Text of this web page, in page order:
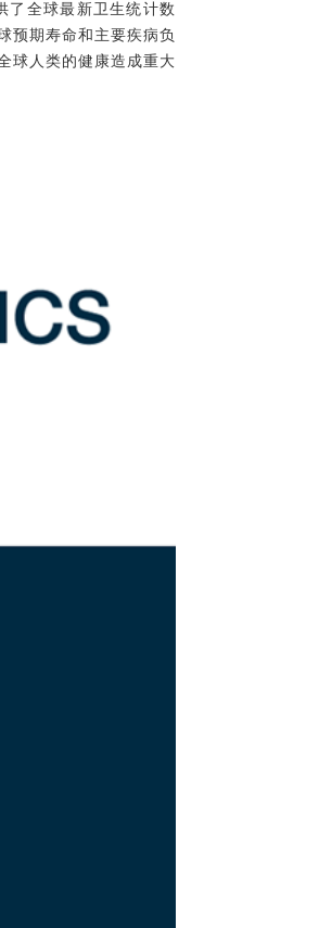
了全球最新卫生统计数
预期寿命和主要疾病负
球人类的健康造成重大